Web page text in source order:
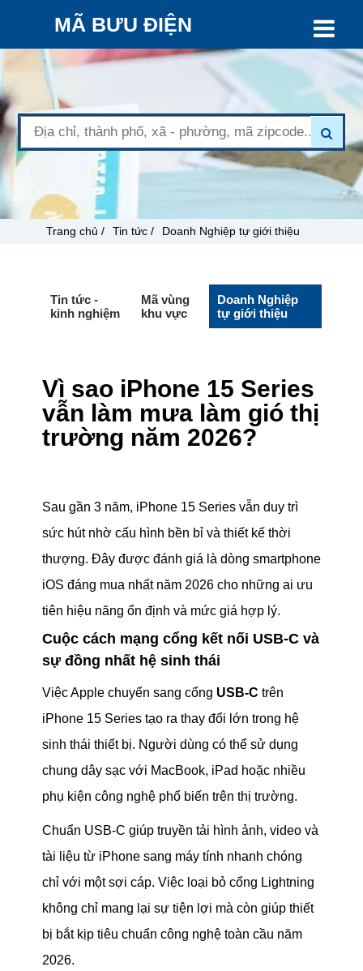
MÃ BƯU ĐIỆN
Trang chủ / Tin tức / Doanh Nghiệp tự giới thiệu
Tin tức -
kinh nghiệm
Mã vùng
khu vực
Doanh Nghiệp
tự giới thiệu
Vì sao iPhone 15 Series
vẫn làm mưa làm gió thị
trường năm 2026?
Sau gần 3 năm, iPhone 15 Series vẫn duy trì
sức hút nhờ cấu hình bền bỉ và thiết kế thời
thượng. Đây được đánh giá là dòng smartphone
iOS đáng mua nhất năm 2026 cho những ai ưu
tiên hiệu năng ổn định và mức giá hợp lý.
Cuộc cách mạng cổng kết nối USB-C và
sự đồng nhất hệ sinh thái
Việc Apple chuyển sang cổng USB-C trên
iPhone 15 Series tạo ra thay đổi lớn trong hệ
sinh thái thiết bị. Người dùng có thể sử dụng
chung dây sạc với MacBook, iPad hoặc nhiều
phụ kiện công nghệ phổ biến trên thị trường.
Chuẩn USB-C giúp truyền tải hình ảnh, video và
tài liệu từ iPhone sang máy tính nhanh chóng
chỉ với một sợi cáp. Việc loại bỏ cổng Lightning
không chỉ mang lại sự tiện lợi mà còn giúp thiết
bị bắt kịp tiêu chuẩn công nghệ toàn cầu năm
2026.